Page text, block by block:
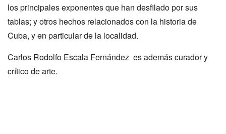
los principales exponentes que han desfilado por sus
tablas; y otros hechos relacionados con la historia de
Cuba, y en particular de la localidad.
Carlos Rodolfo Escala Fernández es además curador y
crítico de arte.